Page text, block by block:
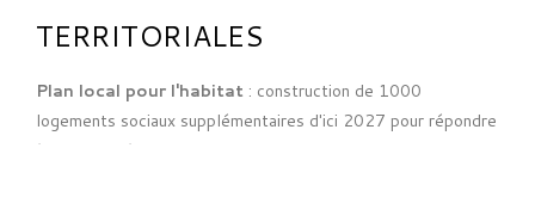
TERRITORIALES
Plan local pour l'habitat : construction de 1000
logements sociaux supplémentaires d'ici 2027 pour répondre
à la tension à Cherbourg et dans les communes littorales en